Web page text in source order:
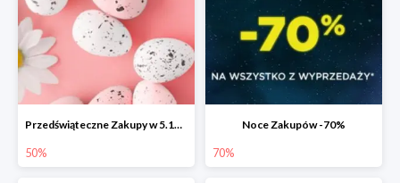
Przedświąteczne Zakupy w 5.10.15 do -50%
50%
Noce Zakupów -70%
70%